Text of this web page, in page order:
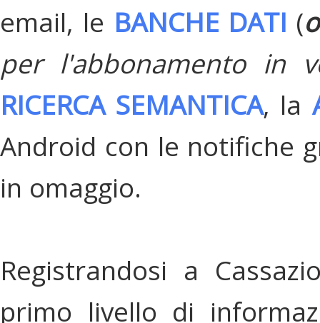
email, le BANCHE DATI (
per l'abbonamento in
RICERCA SEMANTICA, la
Android con le notifiche
in omaggio.
Registrandosi a
primo livello di